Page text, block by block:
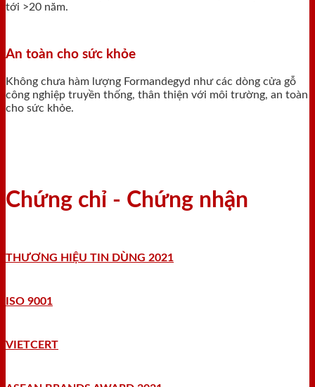
tới >20 năm.
An toàn cho sức khỏe
Không chưa hàm lượng Formandegyd như các dòng cửa gỗ
công nghiệp truyền thống, thân thiện với môi trường, an toàn
cho sức khỏe.
Chứng chỉ - Chứng nhận
THƯƠNG HIỆU TIN DÙNG 2021
ISO 9001
VIETCERT